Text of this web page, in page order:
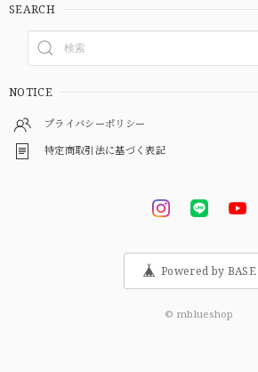
SEARCH
NOTICE
プライバシーポリシー
特定商取引法に基づく表記
Powered by BASE
© mblueshop